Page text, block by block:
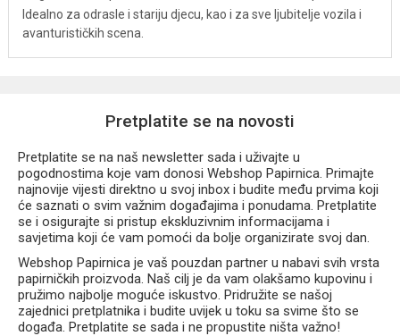
Idealno za odrasle i stariju djecu, kao i za sve ljubitelje vozila i
avanturističkih scena.
Pretplatite se na novosti
Pretplatite se na naš newsletter sada i uživajte u
pogodnostima koje vam donosi Webshop Papirnica. Primajte
najnovije vijesti direktno u svoj inbox i budite među prvima koji
će saznati o svim važnim događajima i ponudama. Pretplatite
se i osigurajte si pristup ekskluzivnim informacijama i
savjetima koji će vam pomoći da bolje organizirate svoj dan.
Webshop Papirnica je vaš pouzdan partner u nabavi svih vrsta
papirničkih proizvoda. Naš cilj je da vam olakšamo kupovinu i
pružimo najbolje moguće iskustvo. Pridružite se našoj
zajednici pretplatnika i budite uvijek u toku sa svime što se
događa. Pretplatite se sada i ne propustite ništa važno!